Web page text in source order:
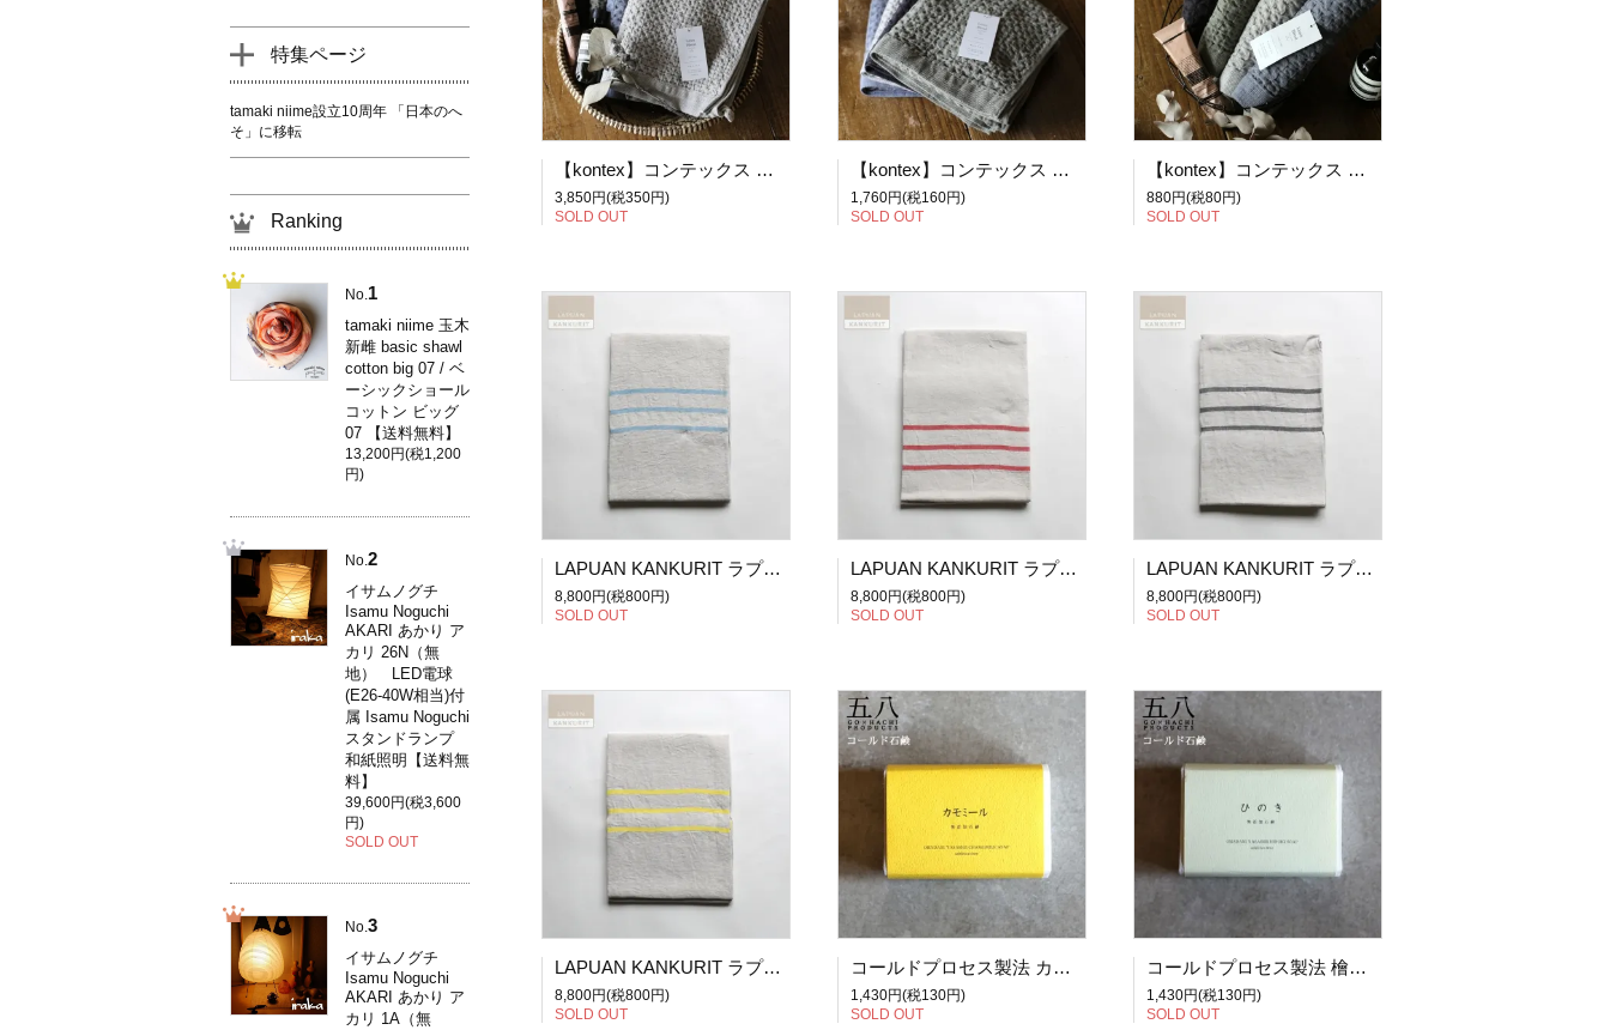
【kontex】コンテックス 今治タオル Heather Waffle ヘザーワッフルL バスタオル 全4色 (アイスグレー、ブルー、カーキ、チャコールグレー)
3,850円(税350円)
SOLD OUT
【kontex】コンテックス 今治タオル Heather Waffle ヘザーワッフルM フェイスタオル 全4色 (アイスグレー、ブルー、カーキ、チャコールグレー)
1,760円(税160円)
SOLD OUT
【kontex】コンテックス 今治タオル Heather Waffle ヘザーワッフルS ゲストタオル 全4色 (アイスグレー、ブルー、カーキ、チャコールグレー)【ネコポス可】
880円(税80円)
SOLD OUT
LAPUAN KANKURIT ラプアン・カンクリ USVA / バスタオル(W70×H130) / ブルー
8,800円(税800円)
SOLD OUT
LAPUAN KANKURIT ラプアン・カンクリ USVA / バスタオル(W70×H130) / レッド
8,800円(税800円)
SOLD OUT
LAPUAN KANKURIT ラプアン・カンクリ USVA / バスタオル(W70×H130) / グレー
8,800円(税800円)
SOLD OUT
LAPUAN KANKURIT ラプアン・カンクリ USVA / バスタオル(W70×H130) / イエロー
8,800円(税800円)
SOLD OUT
コールドプロセス製法 カモミール石鹸 無添加石鹸 5X8PRODUCTS 五八プロダクツ
1,430円(税130円)
SOLD OUT
コールドプロセス製法 檜石鹸 ひのき 無添加石鹸 5X8PRODUCTS 五八プロダクツ
1,430円(税130円)
SOLD OUT
特集ページ
tamaki niime設立10周年 「日本のへ
そ」に移転
Ranking
No. 1
tamaki niime 玉木
新雌 basic shawl
cotton big 07 / ベ
ーシックショール
コットン ビッグ
07 【送料無料】
13,200円(税1,200
円)
No.2
イサムノグチ
Isamu Noguchi
AKARI あかり ア
カリ 26N（無
地） LED電球
(E26-40W相当)付
属 Isamu Noguchi
スタンドランプ
和紙照明【送料無
料】
39,600円(税3,600
円)
SOLD OUT
No.3
イサムノグチ
Isamu Noguchi
AKARI あかり ア
カリ 1A（無